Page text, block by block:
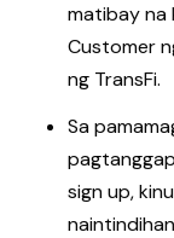
matibay na
Customer
ng TransFi.
Sa
sign up,